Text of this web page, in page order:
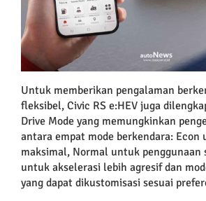
Untuk memberikan pengalaman
fleksibel, Civic RS e:HEV juga
Drive Mode yang memungkinkan
antara empat mode berkendara: Econ
maksimal, Normal untuk penggunaan
untuk akselerasi lebih agresif dan
yang dapat dikustomisasi sesuai